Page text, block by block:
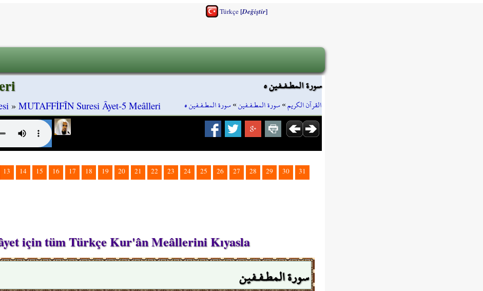
Türkçe[Değiştir]
سورة المطـفـفين ٥
القرآن الكريم»سورة المطـفـفين»سورة المطـفـفين ٥ » MUTAFFİFÎN Suresi Âyet-5 Meâlleri
13 14 15 16 17 18 19 20 21 22 23 24 25 26 27 28 29 30
31
için tüm Türkçe Kur'ân Meâllerini Kıyasla
سورة المطـفـفين